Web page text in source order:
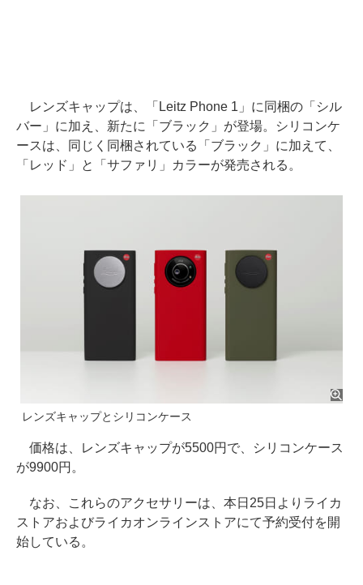
レンズキャップは、「Leitz Phone 1」に同梱の「シル
バー」に加え、新たに「ブラック」が登場。シリコンケ
ースは、同じく同梱されている「ブラック」に加えて、
「レッド」と「サファリ」カラーが発売される。
レンズキャップとシリコンケース
価格は、レンズキャップが5500円で、シリコンケース
が9900円。
なお、これらのアクセサリーは、本日25日よりライカ
ストアおよびライカオンラインストアにて予約受付を開
始している。